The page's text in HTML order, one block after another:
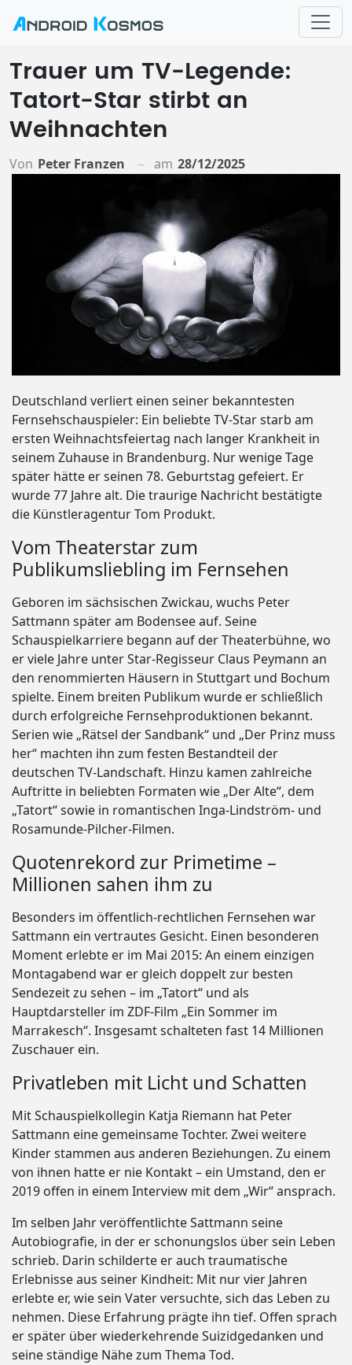
Trauer um TV-Legende:
Tatort-Star stirbt an
Weihnachten
Von Peter Franzen am 28/12/2025
Deutschland verliert einen seiner bekanntesten
Fernsehschauspieler: Ein beliebte TV-Star starb am
ersten Weihnachtsfeiertag nach langer Krankheit in
seinem Zuhause in Brandenburg. Nur wenige Tage
später hätte er seinen 78. Geburtstag gefeiert. Er
wurde 77 Jahre alt. Die traurige Nachricht bestätigte
die Künstleragentur Tom Produkt.
Vom Theaterstar zum
Publikumsliebling im Fernsehen
Geboren im sächsischen Zwickau, wuchs Peter
Sattmann später am Bodensee auf. Seine
Schauspielkarriere begann auf der Theaterbühne, wo
er viele Jahre unter Star-Regisseur Claus Peymann an
den renommierten Häusern in Stuttgart und Bochum
spielte. Einem breiten Publikum wurde er schließlich
durch erfolgreiche Fernsehproduktionen bekannt.
Serien wie „Rätsel der Sandbank“ und „Der Prinz muss
her“ machten ihn zum festen Bestandteil der
deutschen TV-Landschaft. Hinzu kamen zahlreiche
Auftritte in beliebten Formaten wie „Der Alte“, dem
„Tatort“ sowie in romantischen Inga-Lindström- und
Rosamunde-Pilcher-Filmen.
Quotenrekord zur Primetime –
Millionen sahen ihm zu
Besonders im öffentlich-rechtlichen Fernsehen war
Sattmann ein vertrautes Gesicht. Einen besonderen
Moment erlebte er im Mai 2015: An einem einzigen
Montagabend war er gleich doppelt zur besten
Sendezeit zu sehen – im „Tatort“ und als
Hauptdarsteller im ZDF-Film „Ein Sommer im
Marrakesch“. Insgesamt schalteten fast 14 Millionen
Zuschauer ein.
Privatleben mit Licht und Schatten
Mit Schauspielkollegin Katja Riemann hat Peter
Sattmann eine gemeinsame Tochter. Zwei weitere
Kinder stammen aus anderen Beziehungen. Zu einem
von ihnen hatte er nie Kontakt – ein Umstand, den er
2019 offen in einem Interview mit dem „Wir“ ansprach.
Im selben Jahr veröffentlichte Sattmann seine
Autobiografie, in der er schonungslos über sein Leben
schrieb. Darin schilderte er auch traumatische
Erlebnisse aus seiner Kindheit: Mit nur vier Jahren
erlebte er, wie sein Vater versuchte, sich das Leben zu
nehmen. Diese Erfahrung prägte ihn tief. Offen sprach
er später über wiederkehrende Suizidgedanken und
seine ständige Nähe zum Thema Tod.